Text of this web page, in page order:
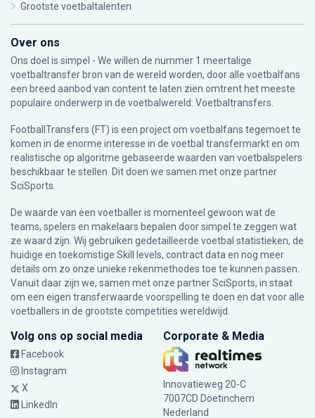
Grootste voetbaltalenten
Over ons
Ons doel is simpel - We willen de nummer 1 meertalige
voetbaltransfer bron van de wereld worden, door alle voetbalfans
een breed aanbod van content te laten zien omtrent het meeste
populaire onderwerp in de voetbalwereld: Voetbaltransfers.
FootballTransfers (FT) is een project om voetbalfans tegemoet te
komen in de enorme interesse in de voetbal transfermarkt en om
realistische op algoritme gebaseerde waarden van voetbalspelers
beschikbaar te stellen. Dit doen we samen met onze partner
SciSports.
De waarde van een voetballer is momenteel gewoon wat de
teams, spelers en makelaars bepalen door simpel te zeggen wat
ze waard zijn. Wij gebruiken gedetailleerde voetbal statistieken, de
huidige en toekomstige Skill levels, contract data en nog meer
details om zo onze unieke rekenmethodes toe te kunnen passen.
Vanuit daar zijn we, samen met onze partner SciSports, in staat
om een eigen transferwaarde voorspelling te doen en dat voor alle
voetballers in de grootste competities wereldwijd.
Volg ons op social media
Facebook
Instagram
X
LinkedIn
Corporate & Media
Innovatieweg 20-C
7007CD Doetinchem
Nederland